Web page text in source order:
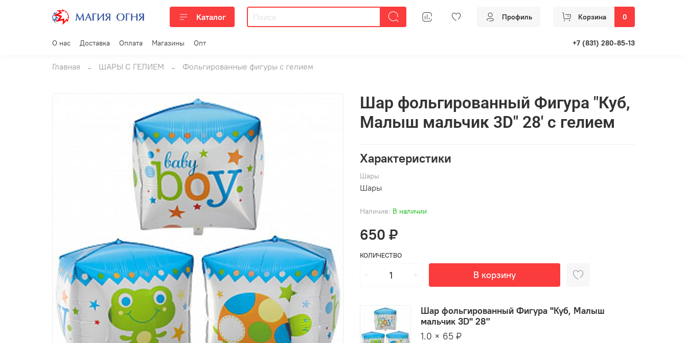
Каталог Профиль Корзина 0
О нас Доставка Оплата Магазины Опт +7 (831) 280-85-13
Главная ШАРЫ С ГЕЛИЕМ Фольгированные фигуры с гелием
Наличие: В наличии
Шар фольгированный Фигура "Куб,
Малыш мальчик 3D" 28' с гелием
650 ₽
КОЛИЧЕСТВО
В корзину
Шар фольгированный Фигура "Куб, Малыш
мальчик 3D" 28''
1.0 × 65 ₽
Характеристики
Шары
Шары